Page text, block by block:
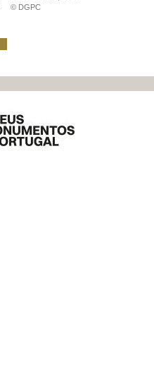
© DGPC